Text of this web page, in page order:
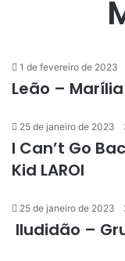
1 de fevereiro de 2023
Leão –
25 de janeiro de 2023
I Can’t Go
Kid LAROI
25 de janeiro de 2023
Iludidão –